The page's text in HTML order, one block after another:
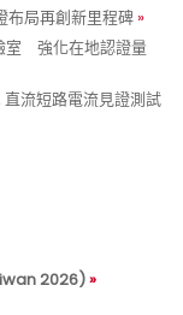
局再創新里程碑
室 強化在地認證量
流短路電流見證測試
2026)